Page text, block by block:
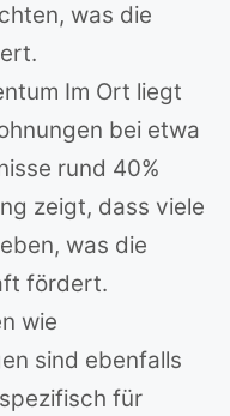
was die
Im Ort liegt
bei etwa
rund 40%
zeigt, dass viele
was die
fördert.
wie
sind ebenfalls
für